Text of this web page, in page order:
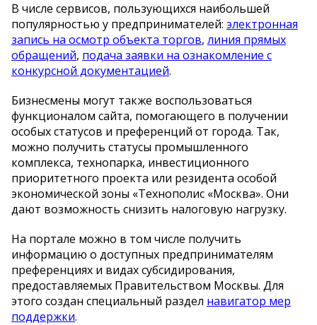
В числе сервисов, пользующихся наибольшей
популярностью у предпринимателей: электронная
запись на осмотр объекта торгов, линия прямых
обращений, подача заявки на ознакомление с
конкурсной документацией.
Бизнесмены могут также воспользоваться
функционалом сайта, помогающего в получении
особых статусов и преференций от города. Так,
можно получить статусы промышленного
комплекса, технопарка, инвестиционного
приоритетного проекта или резидента особой
экономической зоны «Технополис «Москва». Они
дают возможность снизить налоговую нагрузку.
На портале можно в том числе получить
информацию о доступных предпринимателям
преференциях и видах субсидирования,
предоставляемых Правительством Москвы. Для
этого создан специальный раздел навигатор мер
поддержки.